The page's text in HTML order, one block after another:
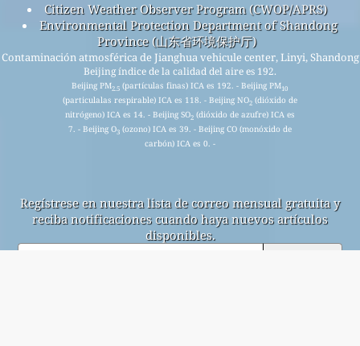
Citizen Weather Observer Program (CWOP/APRS)
Environmental Protection Department of Shandong
Province (山东省环境保护厅)
Contaminación atmosférica de Jianghua vehicule center, Linyi, Shandong
Beijing índice de la calidad del aire es 192.
Beijing PM2.5 (partículas finas) ICA es 192. - Beijing PM10
(particulalas respirable) ICA es 118. - Beijing NO2(dióxido de
nitrógeno) ICA es 14. - Beijing SO2(dióxido de azufre) ICA es
7. - Beijing O3(ozono) ICA es 39. - Beijing CO (monóxido de
carbón) ICA es 0. -
Regístrese en nuestra lista de correo mensual gratuita y
reciba notificaciones cuando haya nuevos artículos
disponibles.